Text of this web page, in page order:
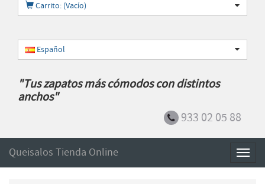
Carrito: (Vacío)
Español
"Tus zapatos más cómodos con distintos
anchos"
933 02 05 88
Queisalos Tienda Online